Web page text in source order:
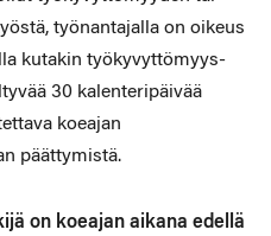
työnantajalla on oikeus
kutakin työkyvyttömyys-
30 kalenteripäivää
koeajan
päättymistä.
on koeajan aikana edellä